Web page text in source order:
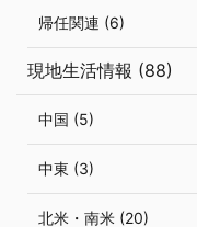
帰任関連 (6)
現地生活情報 (88)
中国 (5)
中東 (3)
北米・南米 (20)